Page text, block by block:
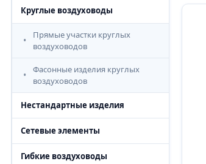
Круглые воздуховоды
Прямые участки круглых
воздуховодов
Фасонные изделия круглых
воздуховодов
Нестандартные изделия
Сетевые элементы
Гибкие воздуховоды